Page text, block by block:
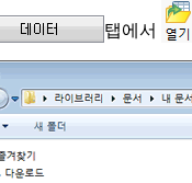
탭에서